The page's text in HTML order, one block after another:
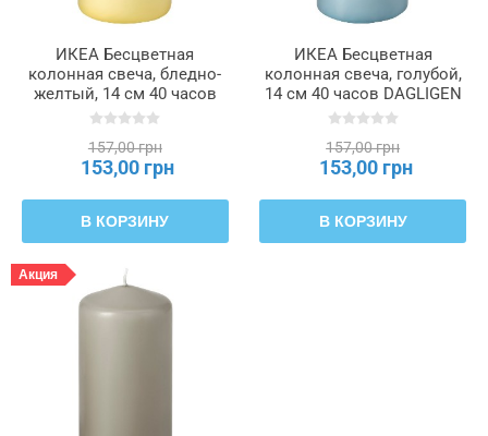
ИКЕА Бесцветная
колонная свеча, бледно-
желтый, 14 см 40 часов
DAGLIGEN ДАГЛИГЕН,
157,00 грн
153,00 грн
В КОРЗИНУ
ИКЕА Бесцветная
колонная свеча, голубой,
14 см 40 часов DAGLIGEN
ДАГЛИГЕН, 906.126.75
157,00 грн
153,00 грн
В КОРЗИНУ
Акция